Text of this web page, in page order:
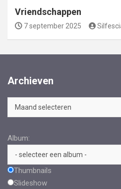
Vriendschappen
7 september 2025
Archieven
Archieven
Album:
Thumbnails
Slideshow